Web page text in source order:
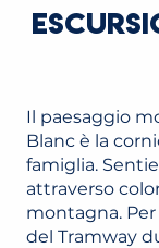
Il paesaggio
Blanc è la
famiglia.
attraverso
montagna. Per
del Tramway